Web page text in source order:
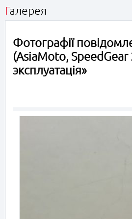
Галерея
Фотографії
(AsiaMoto,
эксплуатація»